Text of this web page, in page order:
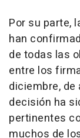
Por su parte,
han
de todas las
entre los
diciembre,
decisión ha
pertinentes
muchos de